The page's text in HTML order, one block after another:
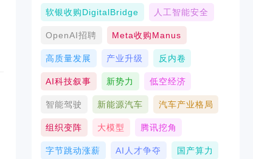
软银收购DigitalBridge 人工智能安全
OpenAI招聘 Meta收购Manus
高质量发展 产业升级 反内卷
AI科技叙事 新势力 低空经济
智能驾驶 新能源汽车 汽车产业格局
组织变阵 大模型 腾讯挖角
字节跳动涨薪 AI人才争夺 国产算力